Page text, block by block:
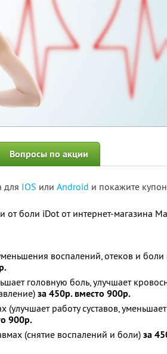
Вопросы по акции
для IOS или Android и покажите
от боли iDot от интернет-магазина
воспалений, отеков и боли
головную боль, улучшает
за 450р. вместо 900р.
(улучшает работу суставов,
900р.
(снятие воспалений и боли) за